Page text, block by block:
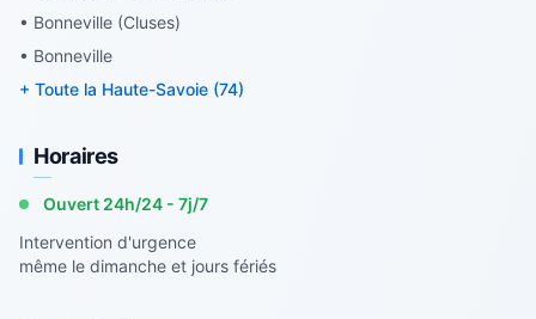
• Bonneville (Cluses)
• Bonneville
+ Toute la Haute-Savoie (74)
Horaires
Ouvert 24h/24 - 7j/7
Intervention d'urgence
même le dimanche et jours fériés